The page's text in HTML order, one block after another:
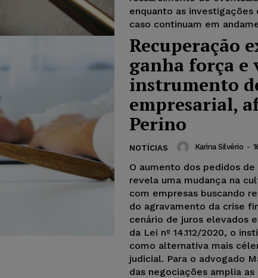
enquanto as investigações
caso continuam em
Recuperação
ganha força e
instrumento
empresarial,
Perino
NOTÍCIAS Karina Silvério -
O aumento dos pedidos
revela uma mudança na
com empresas buscando
do agravamento da crise
cenário de juros elevados
da Lei nº 14.112/2020, o
como alternativa mais
judicial. Para o advogado
das negociações amplia